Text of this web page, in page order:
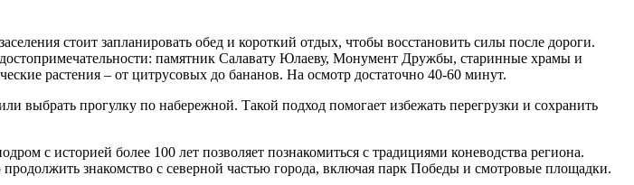
стоит запланировать обед и короткий отдых, чтобы восстановить силы после дороги.
памятник Салавату Юлаеву, Монумент Дружбы, старинные храмы и
растения – от цитрусовых до бананов. На осмотр достаточно 40-60 минут.
выбрать прогулку по набережной. Такой подход помогает избежать перегрузки и сохранить
с историей более 100 лет позволяет познакомиться с традициями коневодства региона.
знакомство с северной частью города, включая парк Победы и смотровые площадки.